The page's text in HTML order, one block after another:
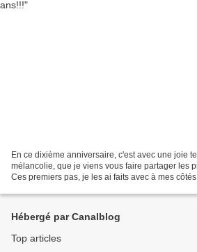
En ce dixième anniversaire, c'est avec une joie
mélancolie, que je viens vous faire partager les
Ces premiers pas, je les ai faits avec à mes
Hébergé par Canalblog
Top articles